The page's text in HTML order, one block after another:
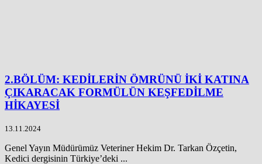
2.BÖLÜM: KEDİLERİN ÖMRÜNÜ İKİ KATINA
ÇIKARACAK FORMÜLÜN KEŞFEDİLME
HİKAYESİ
13.11.2024
Genel Yayın Müdürümüz Veteriner Hekim Dr. Tarkan Özçetin,
Kedici dergisinin Türkiye’deki ...